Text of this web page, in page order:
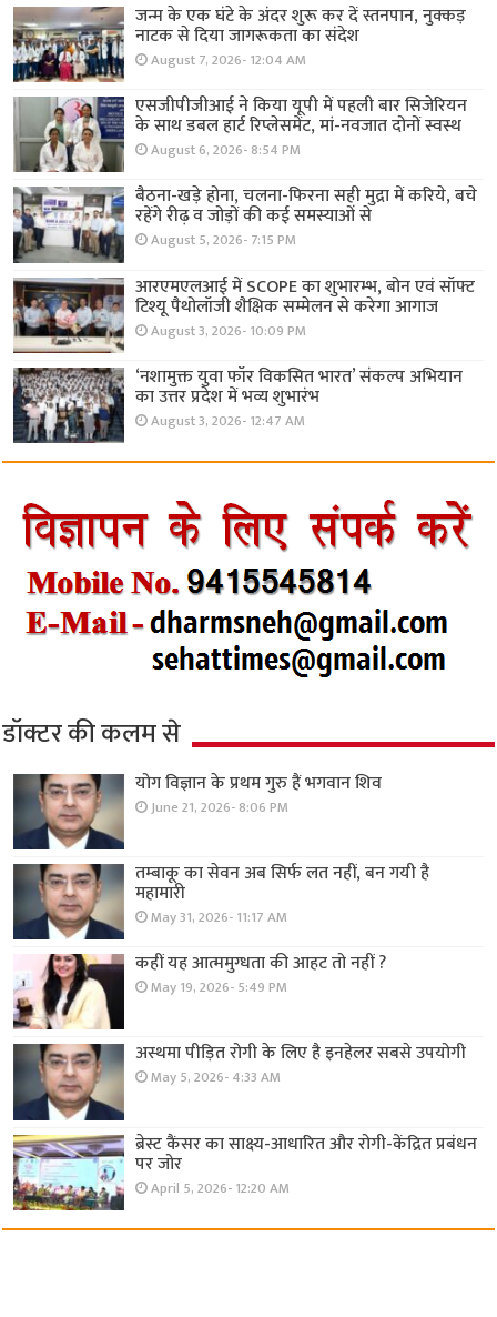
जन्म के एक घंटे के अंदर शुरू कर दें स्तनपान, नुक्कड़
नाटक से दिया जागरूकता का संदेश
August 7, 2026- 12:04 AM
एसजीपीजीआई ने किया यूपी में पहली बार सिजेरियन
के साथ डबल हार्ट रिप्लेसमेंट, मां-नवजात दोनों स्वस्थ
August 6, 2026- 8:54 PM
बैठना-खड़े होना, चलना-फिरना सही मुद्रा में करिये, बचे
रहेंगे रीढ़ व जोड़ों की कई समस्याओं से
August 5, 2026- 7:15 PM
आरएमएलआई में SCOPE का शुभारम्भ, बोन एवं सॉफ्ट
टिश्यू पैथोलॉजी शैक्षिक सम्मेलन से करेगा आगाज
August 3, 2026- 10:09 PM
‘नशामुक्त युवा फॉर विकसित भारत’ संकल्प अभियान
का उत्तर प्रदेश में भव्य शुभारंभ
August 3, 2026- 12:47 AM
डॉक्टर की कलम से
योग विज्ञान के प्रथम गुरु हैं भगवान शिव
June 21, 2026- 8:06 PM
तम्बाकू का सेवन अब सिर्फ लत नहीं, बन गयी है
महामारी
May 31, 2026- 11:17 AM
कहीं यह आत्ममुग्धता की आहट तो नहीं ?
May 19, 2026- 5:49 PM
अस्थमा पीड़ित रोगी के लिए है इनहेलर सबसे उपयोगी
May 5, 2026- 4:33 AM
ब्रेस्ट कैंसर का साक्ष्य-आधारित और रोगी-केंद्रित प्रबंधन
पर जोर
April 5, 2026- 12:20 AM